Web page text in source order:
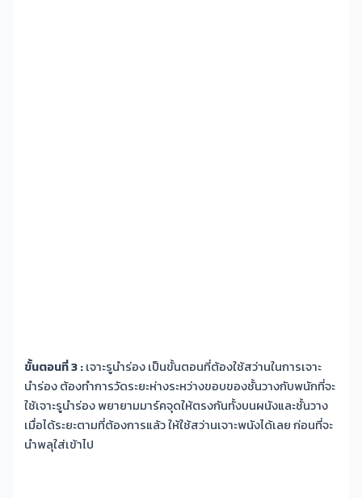
ขั้นตอนที่ 3 :เจาะรูนำร่อง เป็นขั้นตอนที่ต้องใช้สว่านในการเจาะ
นำร่อง ต้องทำการวัดระยะห่างระหว่างขอบของชั้นวางกับพนักที่จะ
ใช้เจาะรูนำร่อง พยายามมาร์คจุดให้ตรงกันทั้งบนผนังและชั้นวาง
เมื่อได้ระยะตามที่ต้องการแล้ว ให้ใช้สว่านเจาะพนังได้เลย ก่อนที่จะ
นำพลุใส่เข้าไป